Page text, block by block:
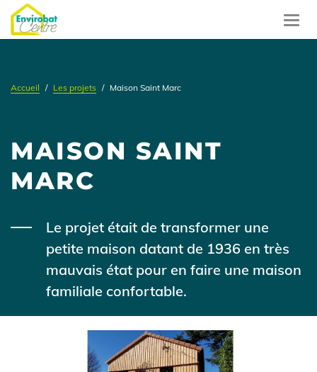
Aller
au
contenu
Accueil Les projets Maison Saint Marc
MAISON SAINT
MARC
Body
Le projet était de transformer une
petite maison datant de 1936 en très
mauvais état pour en faire une maison
familiale confortable.